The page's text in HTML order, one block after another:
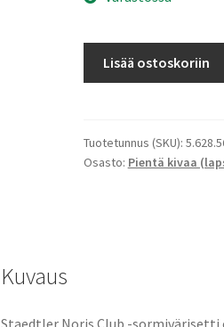
Lisää ostoskoriin
Tuotetunnus (SKU):
Osasto: Pientä kivaa
Kuvaus